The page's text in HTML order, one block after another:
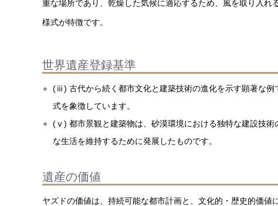
重な場所であり、乾燥した気候に適応するため、風を取り入
様式が特徴です。
世界遺産登録基準
(ⅲ) 古代から続く都市文化と建築技術の進化を示す顕著な
式を象徴しています。
(ⅴ) 都市景観と建築物は、砂漠環境における独特な建設技
な生活を維持するために発展したものです。
遺産の価値
ヤズドの価値は、持続可能な都市計画と、文化的・歴史的価